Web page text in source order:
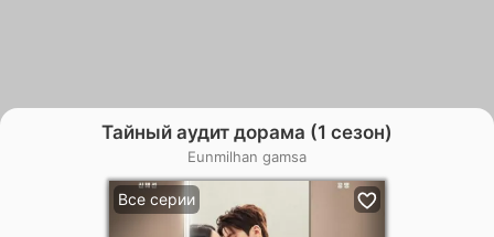
Тайный аудит дорама (1 сезон)
Eunmilhan gamsa
Все серии